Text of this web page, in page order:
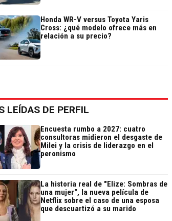
Honda WR-V versus Toyota Yaris
Cross: ¿qué modelo ofrece más en
relación a su precio?
LEÍDAS DE PERFIL
Encuesta rumbo a 2027: cuatro
consultoras midieron el desgaste de
Milei y la crisis de liderazgo en el
peronismo
La historia real de "Elize: Sombras de
una mujer", la nueva película de
Netflix sobre el caso de una esposa
que descuartizó a su marido